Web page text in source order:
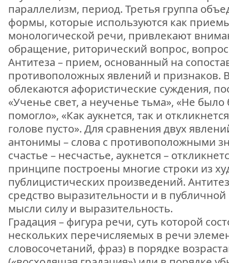
параллелизм, период. Третья группа
формы, которые используются как
монологической речи, привлекают
обращение, риторический вопрос,
Антитеза – прием, основанный на
противоположных явлений и признаков.
облекаются афористические суждения,
«Ученье свет, а неученье тьма», «Не было
помогло», «Как аукнется, так и
голове пусто». Для сравнения двух
антонимы – слова с противоположными
счастье – несчастье, аукнется –
принципе построены многие строки из
публицистических произведений.
средство выразительности и в
мысли силу и выразительность.
Градация – фигура речи, суть которой
нескольких перечисляемых в речи
словосочетаний, фраз) в порядке